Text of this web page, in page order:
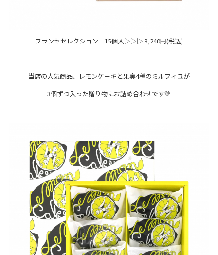
Terrace Mall Shonan Official Account
閉じる
フランセセレクション 15個入▷▷▷ 3,240円(税込)
当店の人気商品、レモンケーキと果実4種のミルフィユが
3個ずつ入った贈り物にお詰め合わせです💚